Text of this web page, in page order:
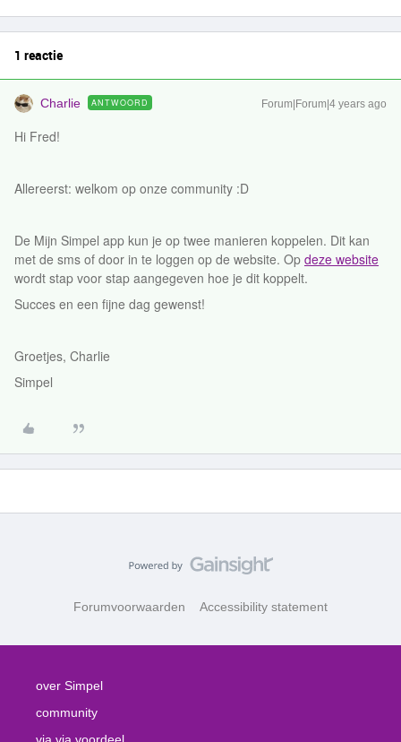
1 reactie
Charlie ANTWOORD Forum|Forum|4 years ago
Hi Fred!
Allereerst: welkom op onze community :D
De Mijn Simpel app kun je op twee manieren koppelen. Dit kan
met de sms of door in te loggen op de website. Op deze website
wordt stap voor stap aangegeven hoe je dit koppelt.
Succes en een fijne dag gewenst!
Groetjes, Charlie
Simpel
Forumvoorwaarden Accessibility statement
over Simpel
community